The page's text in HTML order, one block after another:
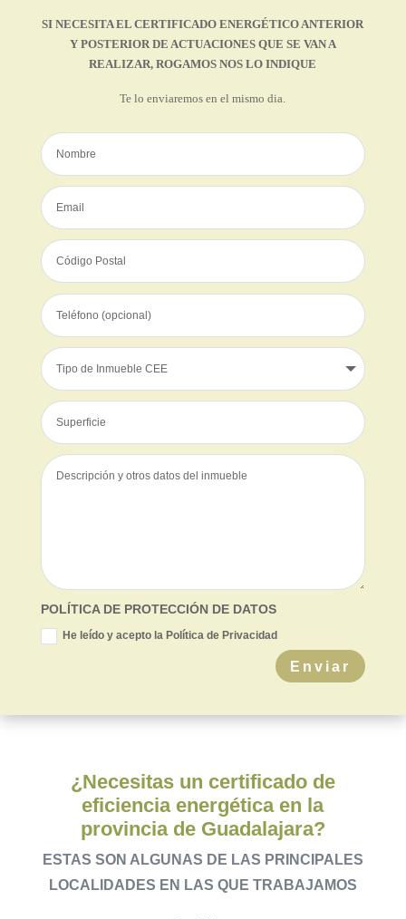
SI NECESITA EL CERTIFICADO ENERGÉTICO ANTERIOR
Y POSTERIOR DE ACTUACIONES QUE SE VAN A
REALIZAR, ROGAMOS NOS LO INDIQUE
Te lo enviaremos en el mismo dia.
POLÍTICA DE PROTECCIÓN DE DATOS
He leído y acepto la Política de Privacidad
Enviar
¿Necesitas un certificado de
eficiencia energética en la
provincia de Guadalajara?
ESTAS SON ALGUNAS DE LAS PRINCIPALES
LOCALIDADES EN LAS QUE TRABAJAMOS